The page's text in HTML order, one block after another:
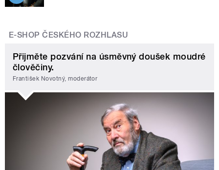
E-SHOP ČESKÉHO ROZHLASU
Přijměte pozvání na úsměvný doušek moudré
člověčiny.
František Novotný, moderátor